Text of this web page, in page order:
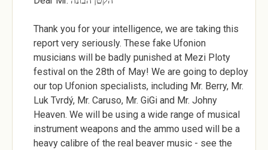
Thank you for your intelligence, we are taking this
report very seriously. These fake Ufonion
musicians will be badly punished at Mezi Ploty
festival on the 28th of May! We are going to deploy
our top Ufonion specialists, including Mr. Berry, Mr.
Luk Tvrdý, Mr. Caruso, Mr. GiGi and Mr. Johny
Heaven. We will be using a wide range of musical
instrument weapons and the ammo used will be a
heavy calibre of the real beaver music - see the